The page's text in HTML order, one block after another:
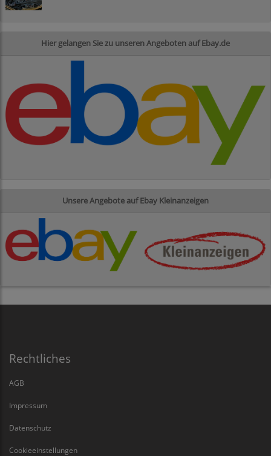
Hier gelangen Sie zu unseren Angeboten auf Ebay.de
Unsere Angebote auf Ebay Kleinanzeigen
Rechtliches
AGB
Impressum
Datenschutz
Cookieeinstellungen